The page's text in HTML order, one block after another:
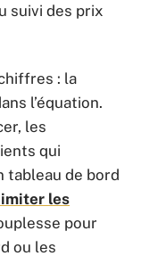
suivi des prix
: la
l’équation.
les
qui
tableau de bord
les
pour
ou les